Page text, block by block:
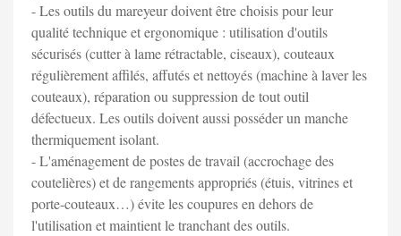
- Les outils du mareyeur doivent être choisis pour leur
qualité technique et ergonomique : utilisation d'outils
sécurisés (cutter à lame rétractable, ciseaux), couteaux
régulièrement affilés, affutés et nettoyés (machine à laver les
couteaux), réparation ou suppression de tout outil
défectueux. Les outils doivent aussi posséder un manche
thermiquement isolant.
- L'aménagement de postes de travail (accrochage des
coutelières) et de rangements appropriés (étuis, vitrines et
porte-couteaux…) évite les coupures en dehors de
l'utilisation et maintient le tranchant des outils.